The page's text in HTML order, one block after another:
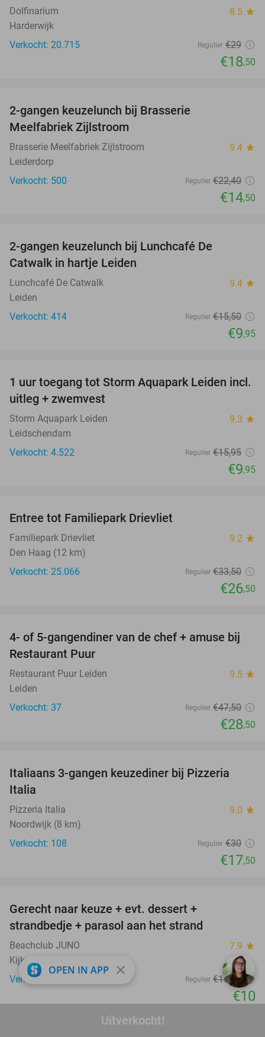
Uitverkocht!
Dolfinarium 8.5 star
Harderwijk
Verkocht: 20.715
Regulier €29
€18,50
2-gangen keuzelunch bij Brasserie
Meelfabriek Zijlstroom
Brasserie Meelfabriek Zijlstroom 9.4 star
Leiderdorp
Verkocht: 500
Regulier €22,40
€14,50
2-gangen keuzelunch bij Lunchcafé De
Catwalk in hartje Leiden
Lunchcafé De Catwalk 9.4 star
Leiden
Verkocht: 414
Regulier €15,50
€9,95
38%
1 uur toegang tot Storm Aquapark Leiden incl.
uitleg + zwemvest
Storm Aquapark Leiden 9.3 star
Leidschendam
Verkocht: 4.522
Regulier €15,95
€9,95
Entree tot Familiepark Drievliet
Familiepark Drievliet 9.2 star
Den Haag (12 km)
Verkocht: 25.066
Regulier €33,50
€26,50
40%
4- of 5-gangendiner van de chef + amuse bij
Restaurant Puur
Restaurant Puur Leiden 9.5 star
Leiden
Verkocht: 37
Regulier €47,50
€28,50
42%
Italiaans 3-gangen keuzediner bij Pizzeria
Italia
Pizzeria Italia 9.0 star
Noordwijk (8 km)
Verkocht: 108
Regulier €30
€17,50
Gerecht naar keuze + evt. dessert +
strandbedje + parasol aan het strand
Beachclub JUNO 7.9 star
Kijkduin
Verkocht: 879
Regulier €16,70
€10
OPEN IN APP close